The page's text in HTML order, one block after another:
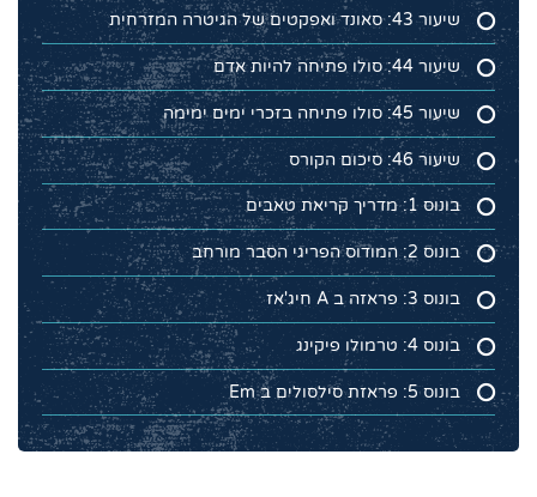
שיעור 43: סאונד ואפקטים של הגיטרה המזרחית
שיעור 44: סולו פתיחה להיות אדם
שיעור 45: סולו פתיחה בזכרי ימים ימימה
שיעור 46: סיכום הקורס
בונוס 1: מדריך קריאת טאבים
בונוס 2: המודוס הפריגי הסבר מורחב
בונוס 3: פראזה ב A חיג'אז
בונוס 4: טרמולו פיקינג
בונוס 5: פראזת סילסולים ב Em